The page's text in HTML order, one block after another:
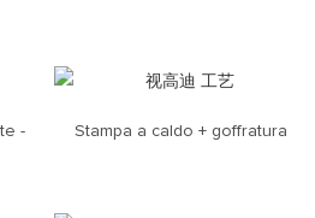
-
Stampa a caldo + goffratura